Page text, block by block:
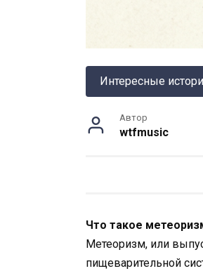
Интересные
Автор
wtfmusic
Что такое
Метеоризм, или
пищеварительной